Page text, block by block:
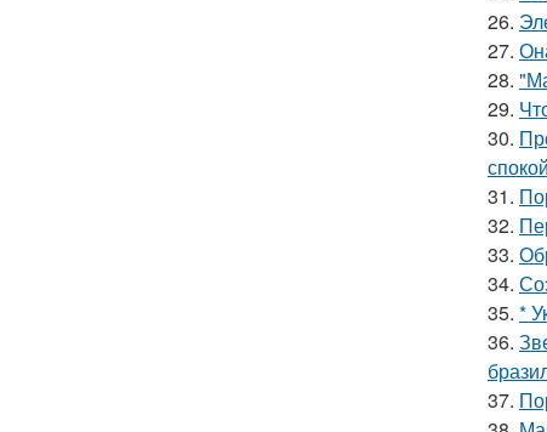
26.
27.
28.
29.
30.
31.
32.
33.
34.
35. *
36.
37.